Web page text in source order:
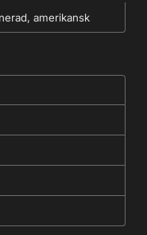
amerikansk